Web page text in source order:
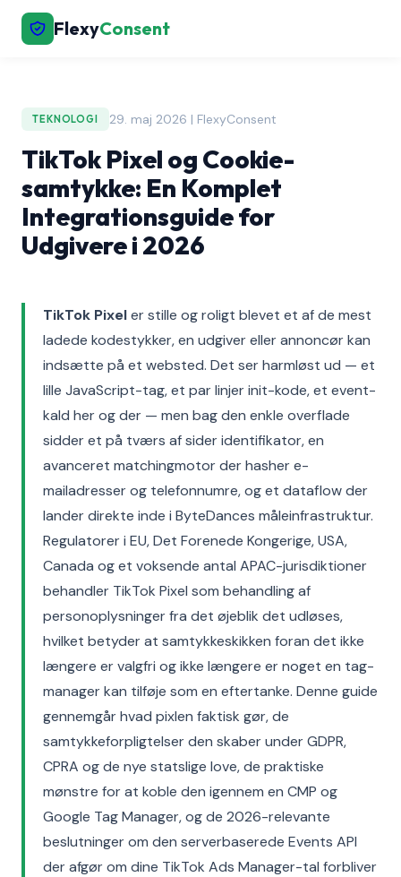
FlexyConsent
TEKNOLOGI 29. maj 2026 | FlexyConsent
TikTok Pixel og Cookie-
samtykke: En Komplet
Integrationsguide for
Udgivere i 2026
TikTok Pixeler stille og roligt blevet et af de mest
ladede kodestykker, en udgiver eller annoncør kan
indsætte på et websted. Det ser harmløst ud — et
lille JavaScript-tag, et par linjer init-kode, et event-
kald her og der — men bag den enkle overflade
sidder et på tværs af sider identifikator, en
avanceret matchingmotor der hasher e-
mailadresser og telefonnumre, og et dataflow der
lander direkte inde i ByteDances måleinfrastruktur.
Regulatorer i EU, Det Forenede Kongerige, USA,
Canada og et voksende antal APAC-jurisdiktioner
behandler TikTok Pixel som behandling af
personoplysninger fra det øjeblik det udløses,
hvilket betyder at samtykkeskikken foran det ikke
længere er valgfri og ikke længere er noget en tag-
manager kan tilføje som en eftertanke. Denne guide
gennemgår hvad pixlen faktisk gør, de
samtykkeforpligtelser den skaber under GDPR,
CPRA og de nye statslige love, de praktiske
mønstre for at koble den igennem en CMP og
Google Tag Manager, og de 2026-relevante
beslutninger om den serverbaserede Events API
der afgør om dine TikTok Ads Manager-tal forbliver